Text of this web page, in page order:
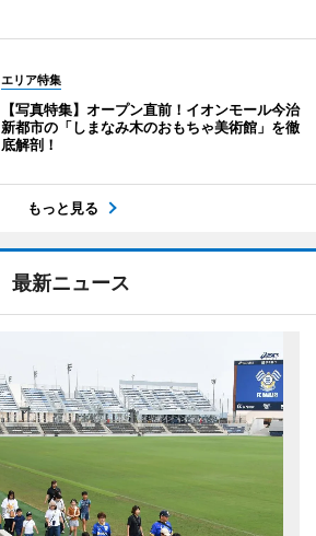
エリア特集
【写真特集】オープン直前！イオンモール今治
新都市の「しまなみ木のおもちゃ美術館」を徹
底解剖！
もっと見る
最新ニュース